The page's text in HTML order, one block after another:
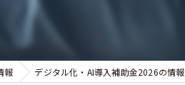
善のプロが誠実に解説 | ビジョンネク
報 デジタル化・AI導入補助金2026の情